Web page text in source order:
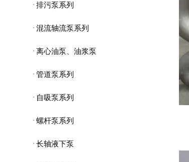
排污泵系列
混流轴流泵系列
离心油泵、油浆泵
管道泵系列
自吸泵系列
螺杆泵系列
长轴液下泵